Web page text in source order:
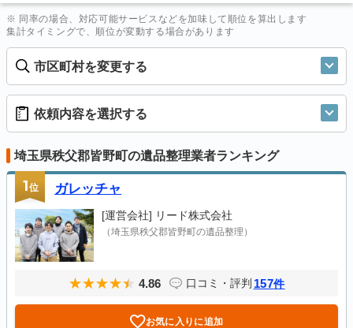
※ 同率の場合、対応可能サービスなどを加味して順位を算出します
集計タイミングで、順位が変動する場合があります
市区町村を変更する
依頼内容を選択する
埼玉県秩父郡皆野町の遺品整理業者ランキング
1位 ガレッチャ
[運営会社] リード株式会社
（埼玉県秩父郡皆野町の遺品整理）
4.86 口コミ・評判 157件
お気に入りに追加